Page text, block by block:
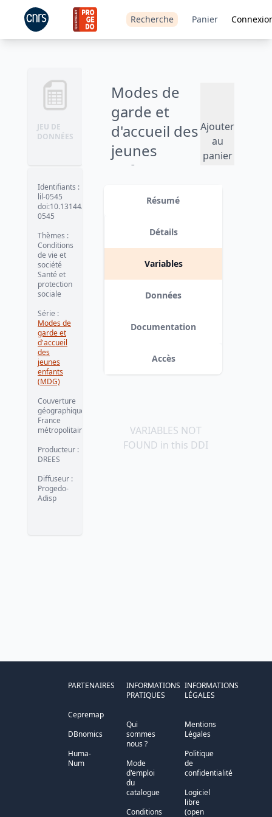
Recherche Panier
JEU DE
DONNÉES
Modes de
garde et
d'accueil des
jeunes
enfants -
Ajouter
au
panier
Identifiants :
lil-0545
doi:10.13144/lil-
0545
Thèmes :
Conditions
de vie et
société
Santé et
protection
sociale
Série :
Modes de
garde et
d'accueil
des
jeunes
enfants
(MDG)
Couverture
géographique
France
métropolitaine
Producteur :
DREES
Diffuseur :
Progedo-
Adisp
Résumé
Détails
Variables
Données
Documentation
Accès
VARIABLES NOT
FOUND in this DDI
PARTENAIRES
Cepremap
DBnomics
Huma-
Num
INFORMATIONS
PRATIQUES
Qui
sommes
nous ?
Mode
d'emploi
du
catalogue
Conditions
INFORMATIONS
LÉGALES
Mentions
Légales
Politique
de
confidentialité
Logiciel
libre
(open